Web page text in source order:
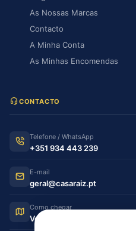
As Nossas Marcas
Contacto
A Minha Conta
As Minhas Encomendas
CONTACTO
Telefone / WhatsApp
+351 934 443 239
E-mail
geral@casaraiz.pt
Como chegar
Ver no Google Maps